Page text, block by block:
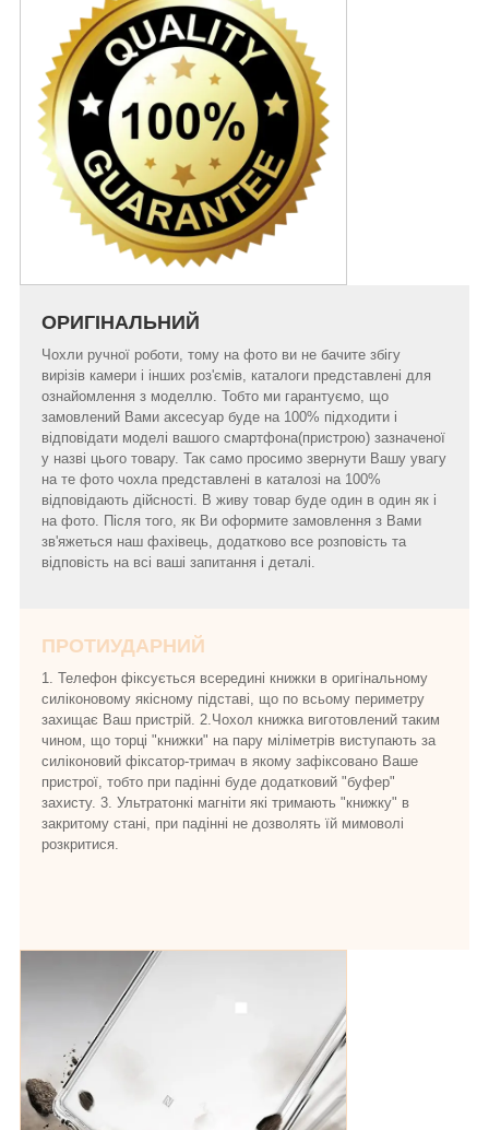
ОРИГІНАЛЬНИЙ
Чохли ручної роботи, тому на фото ви не бачите збігу
вирізів камери і інших роз'ємів, каталоги представлені для
ознайомлення з моделлю. Тобто ми гарантуємо, що
замовлений Вами аксесуар буде на 100% підходити і
відповідати моделі вашого смартфона(пристрою) зазначеної
у назві цього товару. Так само просимо звернути Вашу увагу
на те фото чохла представлені в каталозі на 100%
відповідають дійсності. В живу товар буде один в один як і
на фото. Після того, як Ви оформите замовлення з Вами
зв'яжеться наш фахівець, додатково все розповість та
відповість на всі ваші запитання і деталі.
ПРОТИУДАРНИЙ
1. Телефон фіксується всередині книжки в оригінальному
силіконовому якісному підставі, що по всьому периметру
захищає Ваш пристрій. 2.Чохол книжка виготовлений таким
чином, що торці "книжки" на пару міліметрів виступають за
силіконовий фіксатор-тримач в якому зафіксовано Ваше
пристрої, тобто при падінні буде додатковий "буфер"
захисту. 3. Ультратонкі магніти які тримають "книжку" в
закритому стані, при падінні не дозволять їй мимоволі
розкритися.